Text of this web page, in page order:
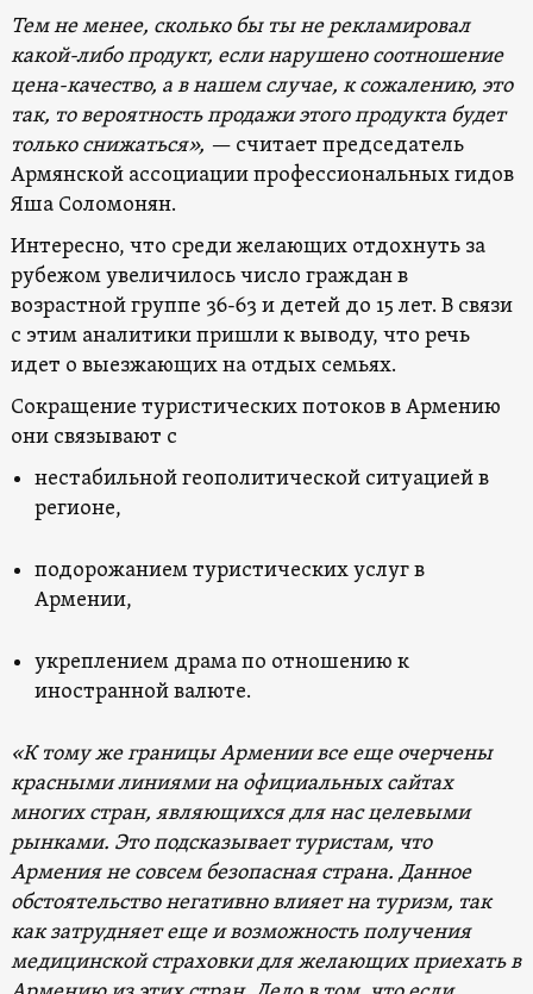
Тем не менее, сколько бы ты не рекламировал
какой-либо продукт, если нарушено соотношение
цена-качество, а в нашем случае, к сожалению, это
так, то вероятность продажи этого продукта будет
только снижаться», —считает председатель
Армянской ассоциации профессиональных гидов
Яша Соломонян.
Интересно, что среди желающих отдохнуть за
рубежом увеличилось число граждан в
возрастной группе 36-63 и детей до 15 лет. В связи
с этим аналитики пришли к выводу, что речь
идет о выезжающих на отдых семьях.
Сокращение туристических потоков в Армению
они связывают с
нестабильной геополитической ситуацией в
регионе,
подорожанием туристических услуг в
Армении,
укреплением драма по отношению к
иностранной валюте.
«К тому же границы Армении все еще очерчены
красными линиями на официальных сайтах
многих стран, являющихся для нас целевыми
рынками. Это подсказывает туристам, что
Армения не совсем безопасная страна. Данное
обстоятельство негативно влияет на туризм, так
как затрудняет еще и возможность получения
медицинской страховки для желающих приехать в